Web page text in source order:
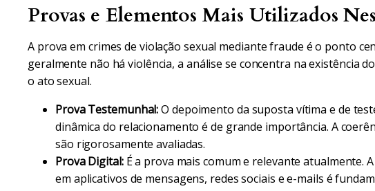
Provas e Elementos Mais Utilizados
A prova em crimes de violação sexual mediante fraude é o ponto
geralmente não há violência, a análise se concentra na existência
o ato sexual.
Prova Testemunhal:O depoimento da suposta vítima e de
dinâmica do relacionamento é de grande importância. A
são rigorosamente avaliadas.
Prova Digital:É a prova mais comum e relevante atualmente.
em aplicativos de mensagens, redes sociais e e-mails é